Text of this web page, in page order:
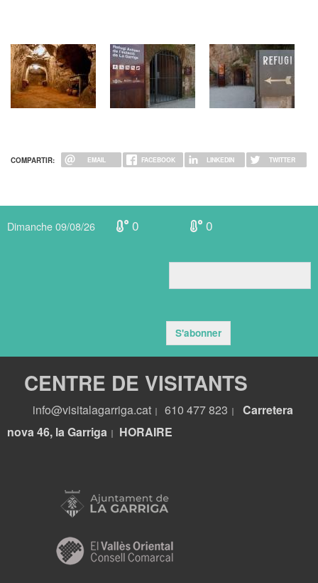
COMPARTIR: EMAIL FACEBOOK LINKEDIN TWITTER
Dimanche 09/08/26 0 0
S'abonner
CENTRE DE VISITANTS
info@visitalagarriga.cat 610 477 823
Carretera
nova 46, la Garriga
HORAIRE